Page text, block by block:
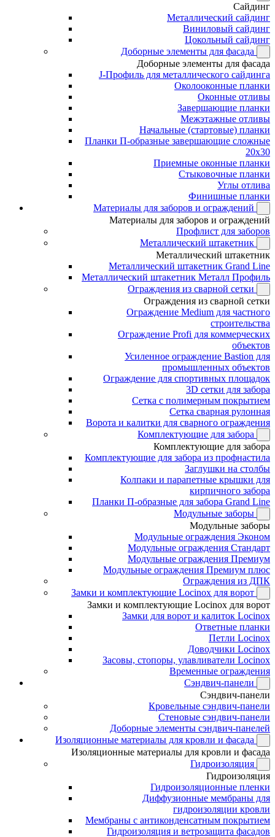
Сайдинг
Металлический сайдинг
Виниловый сайдинг
Цокольный сайдинг
Доборные элементы для фасада
Доборные элементы для фасада
J-Профиль для металлического сайдинга
Околооконные планки
Оконные отливы
Завершающие планки
Межэтажные отливы
Начальные (стартовые) планки
Планки П-образные завершающие сложные
20x30
Приемные оконные планки
Стыковочные планки
Углы отлива
Финишные планки
Материалы для заборов и ограждений
Материалы для заборов и ограждений
Профлист для заборов
Металлический штакетник
Металлический штакетник
Металлический штакетник Grand Line
Металлический штакетник Металл Профиль
Ограждения из сварной сетки
Ограждения из сварной сетки
Ограждение Medium для частного
строительства
Ограждение Profi для коммерческих
объектов
Усиленное ограждение Bastion для
промышленных объектов
Ограждение для спортивных площадок
3D сетки для забора
Сетка с полимерным покрытием
Сетка сварная рулонная
Ворота и калитки для сварного ограждения
Комплектующие для забора
Комплектующие для забора
Комплектующие для забора из профнастила
Заглушки на столбы
Колпаки и парапетные крышки для
кирпичного забора
Планки П-образные для забора Grand Line
Модульные заборы
Модульные заборы
Модульные ограждения Эконом
Модульные ограждения Стандарт
Модульные ограждения Премиум
Модульные ограждения Премиум плюс
Ограждения из ДПК
Замки и комплектующие Locinox для ворот
Замки и комплектующие Locinox для ворот
Замки для ворот и калиток Locinox
Ответные планки
Петли Locinox
Доводчики Locinox
Засовы, стопоры, улавливатели Locinox
Временные ограждения
Сэндвич-панели
Сэндвич-панели
Кровельные сэндвич-панели
Стеновые сэндвич-панели
Доборные элементы сэндвич-панелей
Изоляционные материалы для кровли и фасада
Изоляционные материалы для кровли и фасада
Гидроизоляция
Гидроизоляция
Гидроизоляционные пленки
Диффузионные мембраны для
гидроизоляции кровли
Мембраны с антиконденсатным покрытием
Гидроизоляция и ветрозащита фасадов